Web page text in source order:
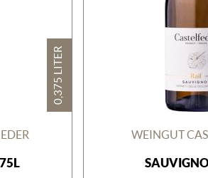
0,375 LITER
WEINGUT